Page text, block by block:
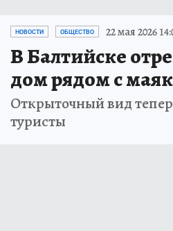
НОВОСТИ ОБЩЕСТВО 22 мая 2026
В Балтийске
дом рядом с
Открыточный вид
туристы